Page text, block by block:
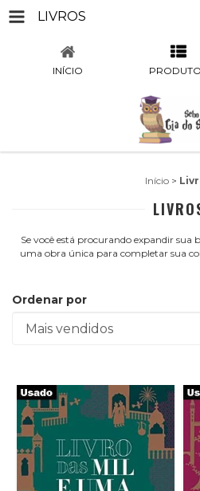
LIVROS
INÍCIO
Início >
Se você está procurando expandir sua
uma obra única para completar sua
Ordenar por